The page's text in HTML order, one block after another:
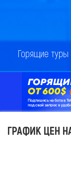
Горящие туры
ГРАФИК ЦЕН